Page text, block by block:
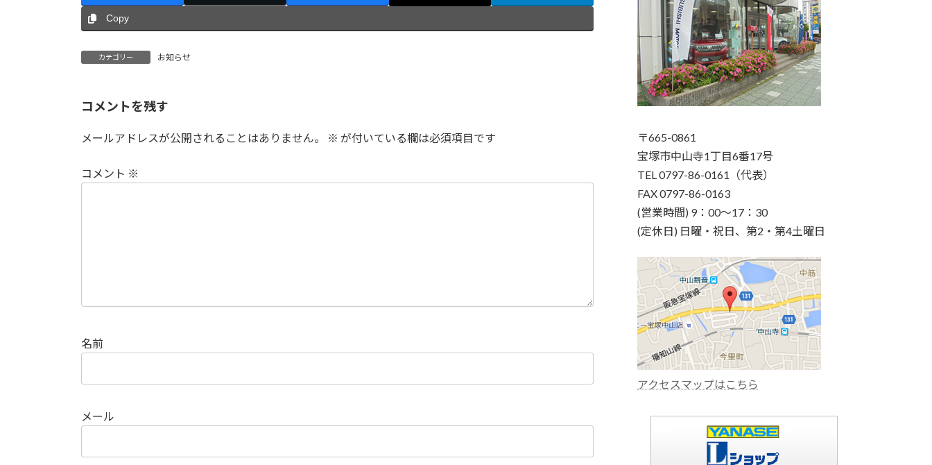
Copy
カテゴリー お知らせ
コメントを残す
メールアドレスが公開されることはありません。 ※ が付いている欄は必須項目です
コメント ※
名前
メール
〒665-0861
宝塚市中山寺1丁目6番17号
TEL 0797-86-0161（代表）
FAX 0797-86-0163
(営業時間) 9：00～17：30
(定休日) 日曜・祝日、第2・第4土曜日
アクセスマップはこちら